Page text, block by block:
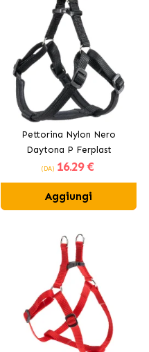
Pettorina Nylon Nero
Daytona P Ferplast
(DA) 16.29 €
Aggiungi